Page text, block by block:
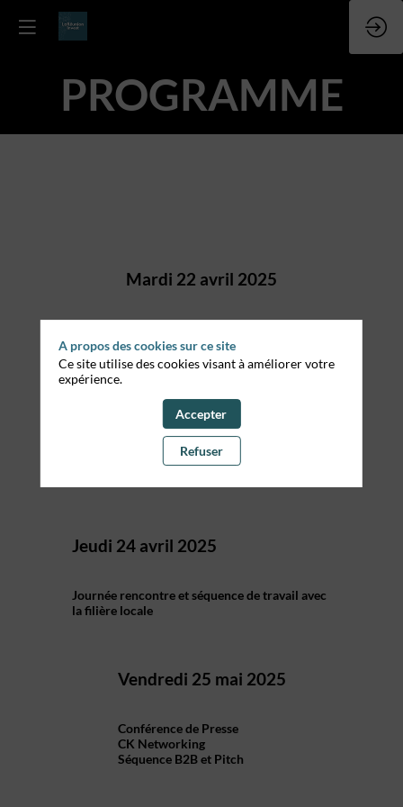
PROGRAMME
Mardi 22 avril 2025
Conférence Régionale
Mercredi 23 avril 2025
Titre de l'article
Journée rencontre et séquence de travail avec
Jeudi 24 avril 2025
Journée rencontre et séquence de travail avec
la filière locale
Vendredi 25 mai 2025
Conférence de Presse
CK Networking
Séquence B2B et Pitch
A propos des cookies sur ce site
Ce site utilise des cookies visant à améliorer votre
expérience.
Accepter
Refuser